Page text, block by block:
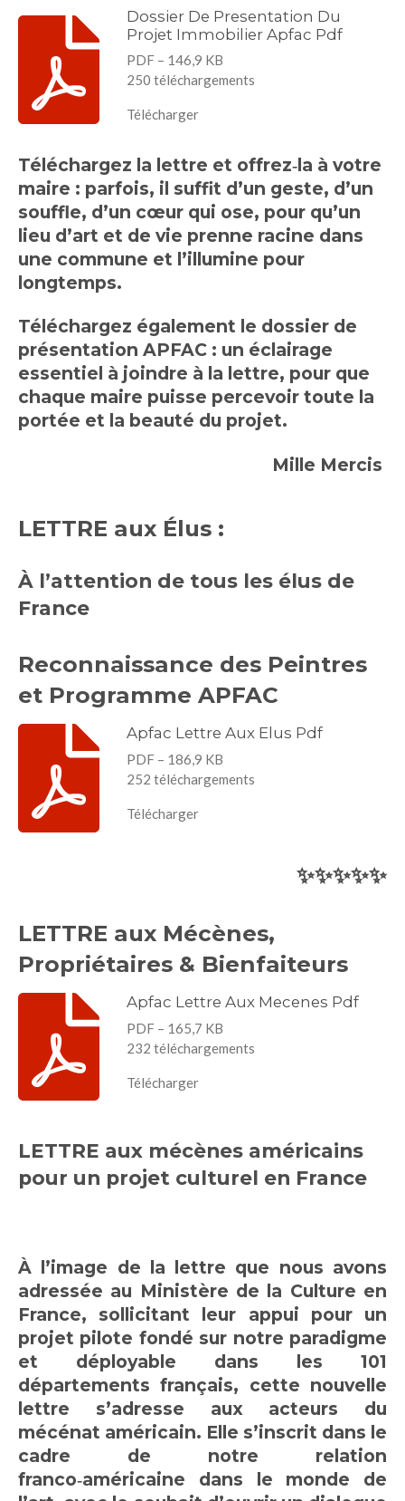
Dossier De Presentation Du
Projet Immobilier Apfac Pdf
PDF – 146,9 KB
250 téléchargements
Télécharger
Téléchargez la lettre et offrez‑la à votre
maire : parfois, il suffit d’un geste, d’un
souffle, d’un cœur qui ose, pour qu’un
lieu d’art et de vie prenne racine dans
une commune et l’illumine pour
longtemps.
Téléchargez également le dossier de
présentation APFAC : un éclairage
essentiel à joindre à la lettre, pour que
chaque maire puisse percevoir toute la
portée et la beauté du projet.
Mille Mercis
LETTRE aux Élus :
À l’attention de tous les élus de
France
Reconnaissance des Peintres
et Programme APFAC
Apfac Lettre Aux Elus Pdf
PDF – 186,9 KB
252 téléchargements
Télécharger
✨✨✨✨✨
LETTRE aux Mécènes,
Propriétaires & Bienfaiteurs
Apfac Lettre Aux Mecenes Pdf
PDF – 165,7 KB
232 téléchargements
Télécharger
LETTRE aux mécènes américains
pour un projet culturel en France
À l’image de la lettre que nous avons
adressée au Ministère de la Culture en
France, sollicitant leur appui pour un
projet pilote fondé sur notre paradigme
et déployable dans les 101
départements français, cette nouvelle
lettre s’adresse aux acteurs du
mécénat américain. Elle s’inscrit dans le
cadre de notre relation
franco‑américaine dans le monde de